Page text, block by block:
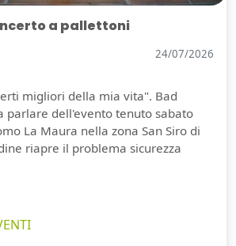
a pallettoni
24/07/2026
migliori della mia vita". Bad
parlare dell'evento tenuto sabato
La Maura nella zona San Siro di
riapre il problema sicurezza